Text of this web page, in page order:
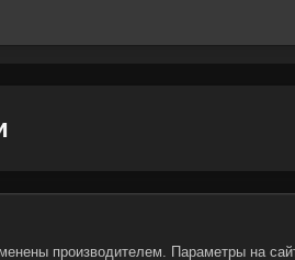
производителем. Параметры на